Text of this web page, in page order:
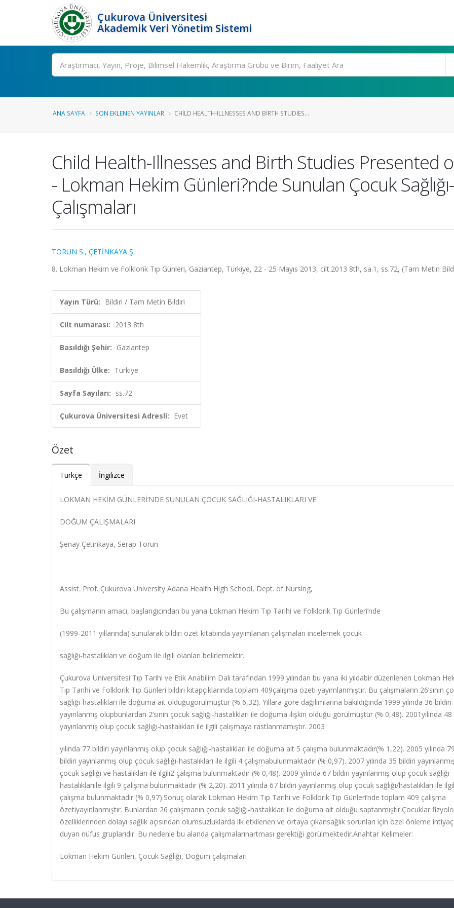
Çukurova Üniversitesi
Akademik Veri Yönetim Sistemi
Ara
ANA SAYFA SON EKLENEN YAYINLAR CHILD HEALTH-ILLNESSES AND BIRTH STUDIES...
Child Health-Illnesses and Birth Studies Presented
- Lokman Hekim Günleri?nde Sunulan Çocuk
Çalışmaları
TORUN S., ÇETİNKAYA Ş.
8. Lokman Hekim ve Folklorik Tıp Günleri, Gaziantep, Türkiye, 22 - 25 Mayıs 2013, cilt.2013 8th, sa.1, ss.72, (Tam Metin
Yayın Türü: Bildiri / Tam Metin Bildiri
Cilt numarası: 2013 8th
Basıldığı Şehir: Gaziantep
Basıldığı Ülke: Türkiye
Sayfa Sayıları: ss.72
Çukurova Üniversitesi Adresli: Evet
Özet
Türkçe İngilizce
LOKMAN HEKİM GÜNLERİ’NDE SUNULAN ÇOCUK SAĞLIĞI-HASTALIKLARI VE
DOĞUM ÇALIŞMALARI
Şenay Çetinkaya, Serap Torun
Assist. Prof. Çukurova University Adana Health High School, Dept. of Nursing,
Bu çalışmanın amacı, başlangıcından bu yana Lokman Hekim Tıp Tarihi ve Folklorik Tıp Günleri’nde
(1999-2011 yıllarında) sunularak bildiri özet kitabında yayımlanan çalışmaları incelemek çocuk
sağlığı-hastalıkları ve doğum ile ilgili olanları belirlemektir.
Çukurova Üniversitesi Tıp Tarihi ve Etik Anabilim Dalı tarafından 1999 yılından bu yana iki yıldabir düzenlenen Lokman
Tıp Tarihi ve Folklorik Tıp Günleri bildiri kitapçıklarında toplam 409çalışma özeti yayımlanmıştır. Bu çalışmaların 26’sının
sağlığı-hastalıkları ile doğuma ait olduğugörülmüştür (% 6,32). Yıllara göre dağılımlarına bakıldığında 1999 yılında 36 bildiri
yayınlanmış olupbunlardan 2’sinin çocuk sağlığı-hastalıkları ile doğuma ilişkin olduğu görülmüştür (% 0,48). 2001yılında
yayınlanmış olup çocuk sağlığı-hastalıkları ile ilgili çalışmaya rastlanmamıştır. 2003
yılında 77 bildiri yayınlanmış olup çocuk sağlığı-hastalıkları ile doğuma ait 5 çalışma bulunmaktadır(% 1,22). 2005 yılında
bildiri yayınlanmış olup çocuk sağlığı-hastalıkları ile ilgili 4 çalışmabulunmaktadır (% 0,97). 2007 yılında 35 bildiri
çocuk sağlığı ve hastalıkları ile ilgili2 çalışma bulunmaktadır (% 0,48). 2009 yılında 67 bildiri yayınlanmış olup çocuk sağlığı-
hastalıklarıile ilgili 9 çalışma bulunmaktadır (% 2,20). 2011 yılında 67 bildiri yayınlanmış olup çocuk sağlığı/hastalıkları ile
çalışma bulunmaktadır (% 0,97).Sonuç olarak Lokman Hekim Tıp Tarihi ve Folklorik Tıp Günleri’nde toplam 409 çalışma
özetiyayınlanmıştır. Bunlardan 26 çalışmanın çocuk sağlığı-hastalıkları ile doğuma ait olduğu saptanmıştır.Çocuklar
özelliklerinden dolayı sağlık açısından olumsuzluklarda ilk etkilenen ve ortaya çıkansağlık sorunları için özel önleme ihtiyaç
duyan nüfus gruplarıdır. Bu nedenle bu alanda çalışmalarınartması gerektiği görülmektedir.Anahtar Kelimeler:
Lokman Hekim Günleri, Çocuk Sağlığı, Doğum çalışmaları